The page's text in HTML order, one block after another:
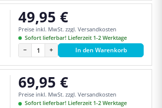
Regulärer Preis:
49,95 €
Preise inkl. MwSt. zzgl. Versandkosten
Sofort lieferbar! Lieferzeit 1-2 Werktage
− + In den Warenkorb
Regulärer Preis:
69,95 €
Preise inkl. MwSt. zzgl. Versandkosten
Sofort lieferbar! Lieferzeit 1-2 Werktage